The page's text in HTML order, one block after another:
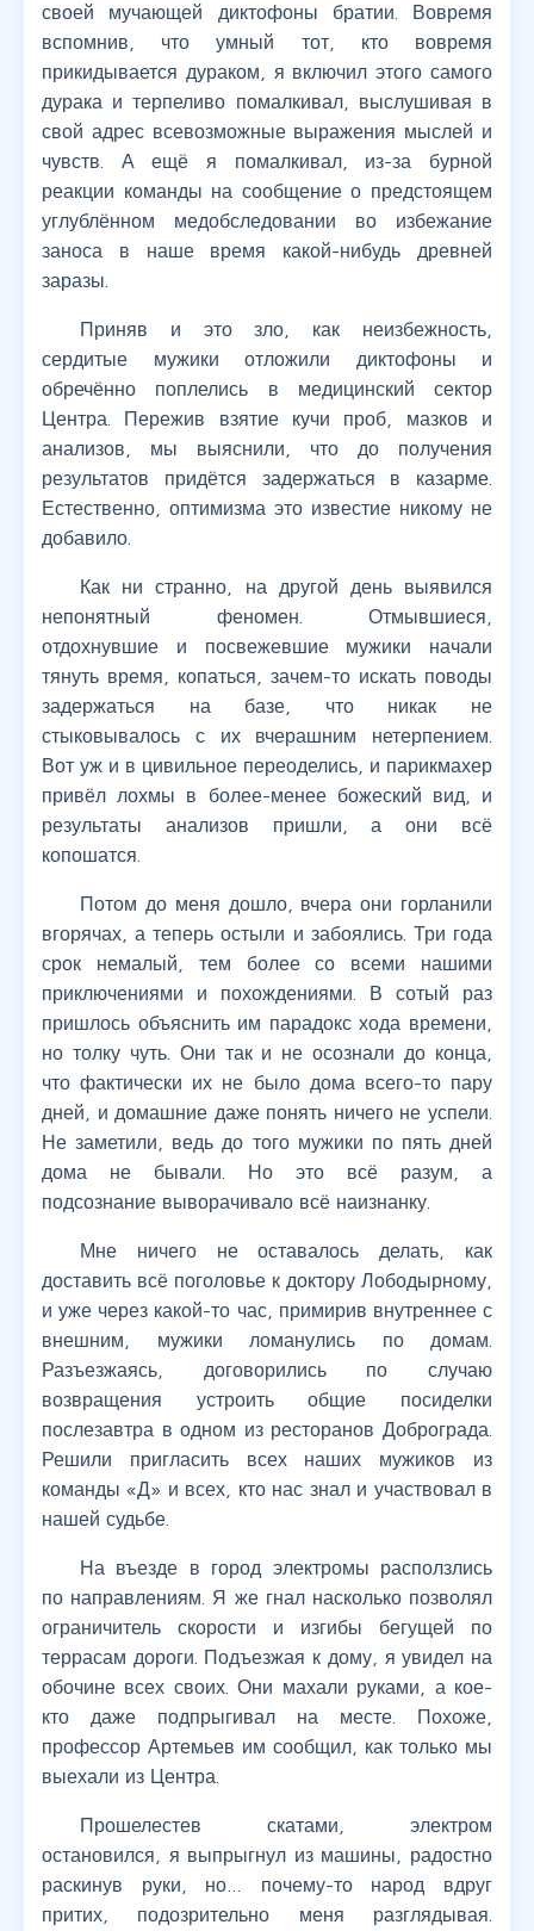
своей мучающей диктофоны братии. Вовремя
вспомнив, что умный тот, кто вовремя
прикидывается дураком, я включил этого самого
дурака и терпеливо помалкивал, выслушивая в
свой адрес всевозможные выражения мыслей и
чувств. А ещё я помалкивал, из-за бурной
реакции команды на сообщение о предстоящем
углублённом медобследовании во избежание
заноса в наше время какой-нибудь древней
заразы.
Приняв и это зло, как неизбежность,
сердитые мужики отложили диктофоны и
обречённо поплелись в медицинский сектор
Центра. Пережив взятие кучи проб, мазков и
анализов, мы выяснили, что до получения
результатов придётся задержаться в казарме.
Естественно, оптимизма это известие никому не
добавило.
Как ни странно, на другой день выявился
непонятный феномен. Отмывшиеся,
отдохнувшие и посвежевшие мужики начали
тянуть время, копаться, зачем-то искать поводы
задержаться на базе, что никак не
стыковывалось с их вчерашним нетерпением.
Вот уж и в цивильное переоделись, и парикмахер
привёл лохмы в более-менее божеский вид, и
результаты анализов пришли, а они всё
копошатся.
Потом до меня дошло, вчера они горланили
вгорячах, а теперь остыли и забоялись. Три года
срок немалый, тем более со всеми нашими
приключениями и похождениями. В сотый раз
пришлось объяснить им парадокс хода времени,
но толку чуть. Они так и не осознали до конца,
что фактически их не было дома всего-то пару
дней, и домашние даже понять ничего не успели.
Не заметили, ведь до того мужики по пять дней
дома не бывали. Но это всё разум, а
подсознание выворачивало всё наизнанку.
Мне ничего не оставалось делать, как
доставить всё поголовье к доктору Лободырному,
и уже через какой-то час, примирив внутреннее с
внешним, мужики ломанулись по домам.
Разъезжаясь, договорились по случаю
возвращения устроить общие посиделки
послезавтра в одном из ресторанов Доброграда.
Решили пригласить всех наших мужиков из
команды «Д» и всех, кто нас знал и участвовал в
нашей судьбе.
На въезде в город электромы расползлись
по направлениям. Я же гнал насколько позволял
ограничитель скорости и изгибы бегущей по
террасам дороги. Подъезжая к дому, я увидел на
обочине всех своих. Они махали руками, а кое-
кто даже подпрыгивал на месте. Похоже,
профессор Артемьев им сообщил, как только мы
выехали из Центра.
Прошелестев скатами, электром
остановился, я выпрыгнул из машины, радостно
раскинув руки, но… почему-то народ вдруг
притих, подозрительно меня разглядывая.